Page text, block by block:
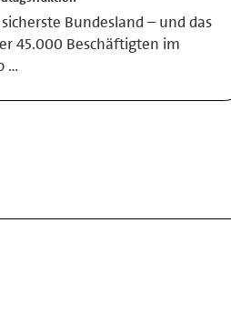
Bundesland – und das
45.000 Beschäftigten im
…